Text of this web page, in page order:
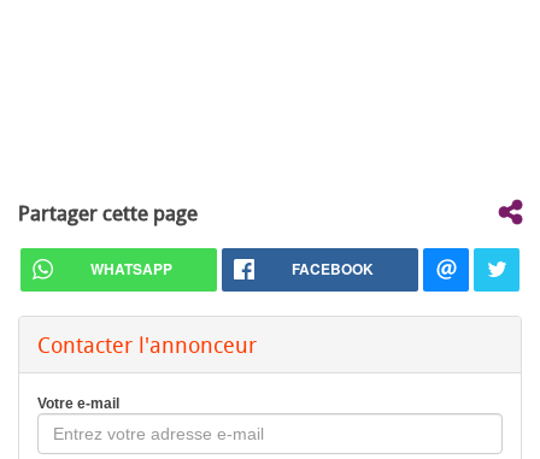
Partager cette page
WHATSAPP FACEBOOK
Contacter l'annonceur
Votre e-mail